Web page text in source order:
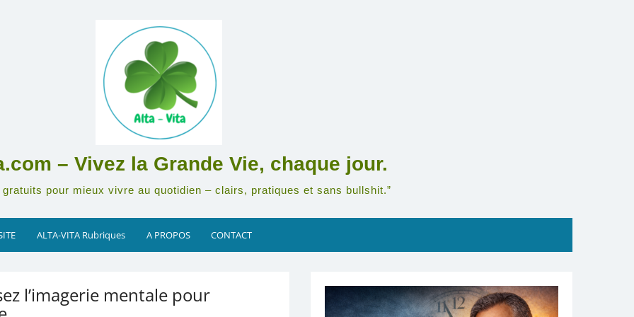
– Vivez la Grande Vie, chaque jour.
gratuits pour mieux vivre au quotidien – clairs, pratiques et sans bullshit.”
ALTA-VITA Rubriques A PROPOS CONTACT
l’imagerie mentale pour